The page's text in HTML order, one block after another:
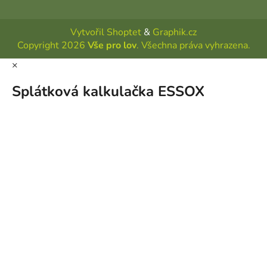
Vytvořil Shoptet & Graphik.cz
Copyright 2026 Vše pro lov. Všechna práva vyhrazena.
×
Splátková kalkulačka ESSOX